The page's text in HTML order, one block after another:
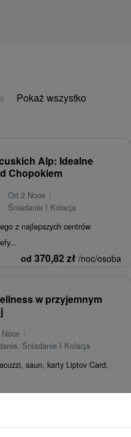
Pokaż wszystko
Alp: Idealne
Chopokiem
Od 2 Noce
Śniadanie I Kolacja
z najlepszych centrów
od 370,82 zł /noc/osoba
w przyjemnym
Śniadanie I Kolacja
saun, karty Liptov Card,
od163,98zł /noc/osoba